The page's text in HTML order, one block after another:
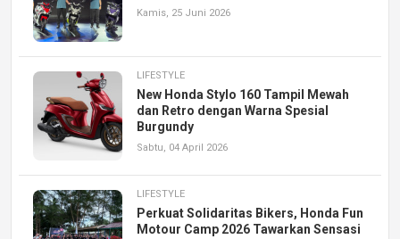
Kamis, 25 Juni 2026
LIFESTYLE
New Honda Stylo 160 Tampil Mewah
dan Retro dengan Warna Spesial
Burgundy
Sabtu, 04 April 2026
LIFESTYLE
Perkuat Solidaritas Bikers, Honda Fun
Motour Camp 2026 Tawarkan Sensasi